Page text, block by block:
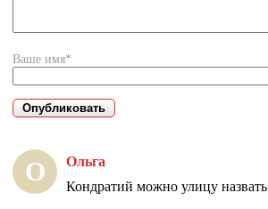
Ваше имя*
О Ольга
Кондратий можно улицу назвать